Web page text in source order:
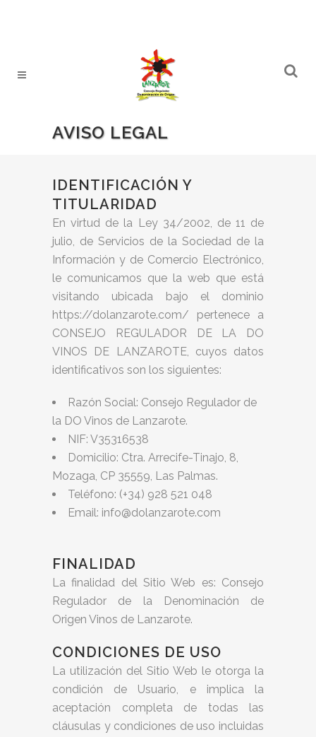
AVISO LEGAL
IDENTIFICACIÓN Y
TITULARIDAD
En virtud de la Ley 34/2002, de 11 de
julio, de Servicios de la Sociedad de la
Información y de Comercio Electrónico,
le comunicamos que la web que está
visitando ubicada bajo el dominio
https://dolanzarote.com/ pertenece a
CONSEJO REGULADOR DE LA DO
VINOS DE LANZAROTE, cuyos datos
identificativos son los siguientes:
Razón Social: Consejo Regulador de
la DO Vinos de Lanzarote.
NIF: V35316538
Domicilio: Ctra. Arrecife-Tinajo, 8,
Mozaga, CP 35559, Las Palmas.
Teléfono: (+34) 928 521 048
Email: info@dolanzarote.com
FINALIDAD
La finalidad del Sitio Web es: Consejo
Regulador de la Denominación de
Origen Vinos de Lanzarote.
CONDICIONES DE USO
La utilización del Sitio Web le otorga la
condición de Usuario, e implica la
aceptación completa de todas las
cláusulas y condiciones de uso incluidas